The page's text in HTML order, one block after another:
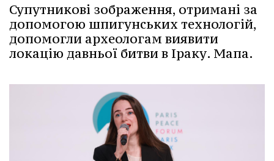
Супутникові зображення, отримані за
допомогою шпигунських технологій,
допомогли археологам виявити
локацію давньої битви в Іраку. Мапа.